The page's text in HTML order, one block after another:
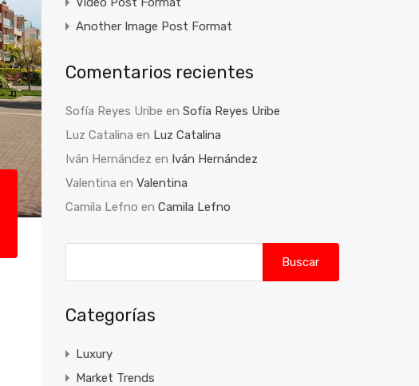
Another Image Post Format
Comentarios recientes
Sofía Reyes Uribe en Sofía Reyes Uribe
Luz Catalina en Luz Catalina
Iván Hernández en Iván Hernández
Valentina en Valentina
Camila Lefno en Camila Lefno
Categorías
Luxury
Market Trends